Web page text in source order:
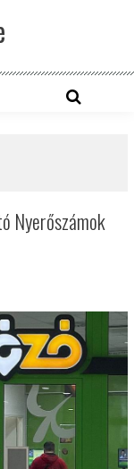
Nyerőszámok